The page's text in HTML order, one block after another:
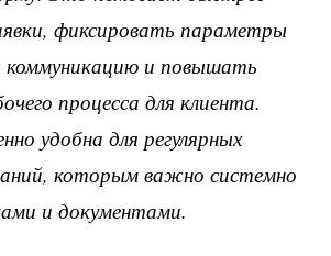
фиксировать параметры
коммуникацию и повышать
процесса для клиента.
удобна для регулярных
которым важно системно
и документами.